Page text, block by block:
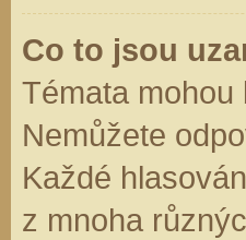
Co to jsou
Témata mohou
Nemůžete
Každé
z mnoha